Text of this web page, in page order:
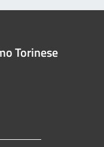
Torinese